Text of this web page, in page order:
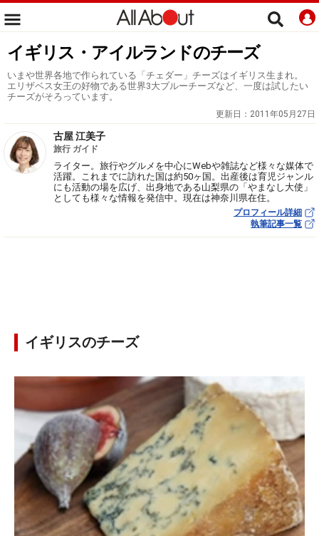
イギリス・アイルランドのチーズ
いまや世界各地で作られている「チェダー」チーズはイギリス生まれ。
エリザベス女王の好物である世界3大ブルーチーズなど、一度は試したい
チーズがそろっています。
更新日： 2011年05月27日
古屋 江美子
旅行 ガイド
ライター。旅行やグルメを中心にWebや雑誌など様々な媒体で
活躍。これまでに訪れた国は約50ヶ国。出産後は育児ジャンル
にも活動の場を広げ、出身地である山梨県の「やまなし大使」
としても様々な情報を発信中。現在は神奈川県在住。
プロフィール詳細
執筆記事一覧
イギリスのチーズ